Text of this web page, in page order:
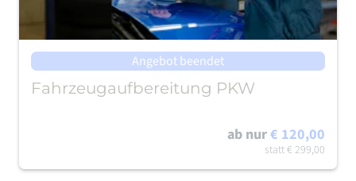
Angebot beendet
Fahrzeugaufbereitung PKW
ab nur€ 120,00
statt€ 299,00